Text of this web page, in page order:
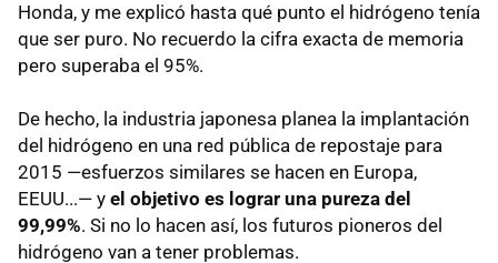
Honda, y me explicó hasta qué punto el hidrógeno tenía
que ser puro. No recuerdo la cifra exacta de memoria
pero superaba el 95%.
De hecho, la industria japonesa planea la implantación
del hidrógeno en una red pública de repostaje para
2015 —esfuerzos similares se hacen en Europa,
EEUU...— y el objetivo es lograr una pureza del
99,99%. Si no lo hacen así, los futuros pioneros del
hidrógeno van a tener problemas.